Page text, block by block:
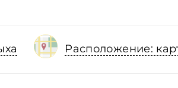
Расположение: